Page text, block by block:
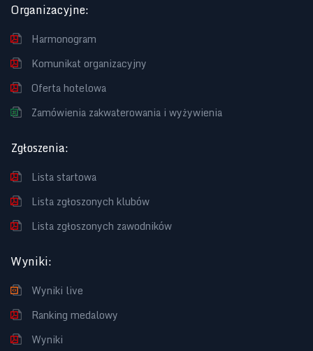
Organizacyjne:
Harmonogram
Komunikat organizacyjny
Oferta hotelowa
Zamówienia zakwaterowania i wyżywienia
Zgłoszenia:
Lista startowa
Lista zgłoszonych klubów
Lista zgłoszonych zawodników
Wyniki:
Wyniki live
Ranking medalowy
Wyniki